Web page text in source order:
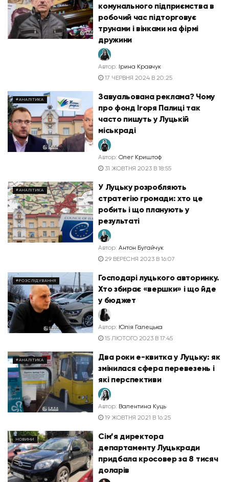
комунального підприємства в
робочий час підторговує
трунами і вінками на фірмі
дружини
Автор: Ірина Кравчук
17 ЧЕРВНЯ 2024 В 20:25
#АНАЛІТИКА
Завуальована реклама? Чому
про фонд Ігоря Палиці так
часто пишуть у Луцькій
міськраді
Автор: Олег Криштоф
31 ЖОВТНЯ 2023 В 18:55
#АНАЛІТИКА
У Луцьку розробляють
стратегію громади: хто це
робить і що планують у
результаті
Автор: Антон Бугайчук
29 ВЕРЕСНЯ 2023 В 16:07
#РОЗСЛІДУВАННЯ
Господарі луцького авторинку.
Хто збирає «вершки» і що йде
у бюджет
Автор: Юлія Галецька
15 ЛЮТОГО 2023 В 17:45
#АНАЛІТИКА
Два роки е-квитка у Луцьку: як
змінилася сфера перевезень і
які перспективи
Автор: Валентина Куць
19 ЖОВТНЯ 2021 В 16:25
НОВИНИ
Сім’я директора
департаменту Луцькради
придбала кросовер за 8 тисяч
доларів